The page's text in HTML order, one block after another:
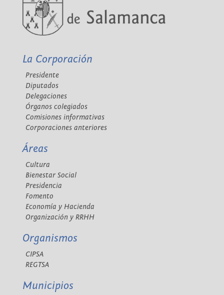
La Corporación
Presidente
Diputados
Delegaciones
Órganos colegiados
Comisiones informativas
Corporaciones anteriores
Áreas
Cultura
Bienestar Social
Presidencia
Fomento
Economía y Hacienda
Organización y RRHH
Organismos
CIPSA
REGTSA
Municipios